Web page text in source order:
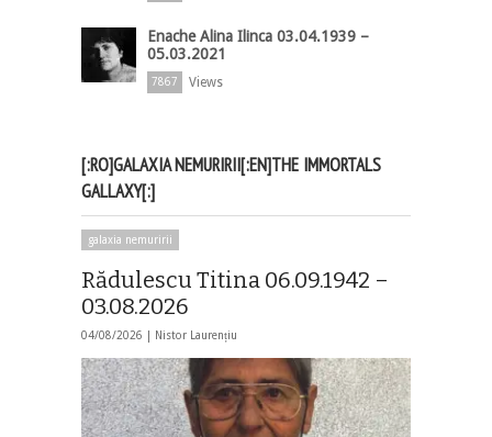
Enache Alina Ilinca 03.04.1939 –
05.03.2021
7867 Views
[:RO]GALAXIA NEMURIRII[:EN]THE IMMORTALS
GALLAXY[:]
galaxia nemuririi
Rădulescu Titina 06.09.1942 –
03.08.2026
04/08/2026 | Nistor Laurențiu